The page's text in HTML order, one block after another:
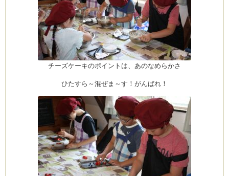
チーズケーキのポイントは、あのなめらかさ
ひたすら～混ぜま～す！がんばれ！